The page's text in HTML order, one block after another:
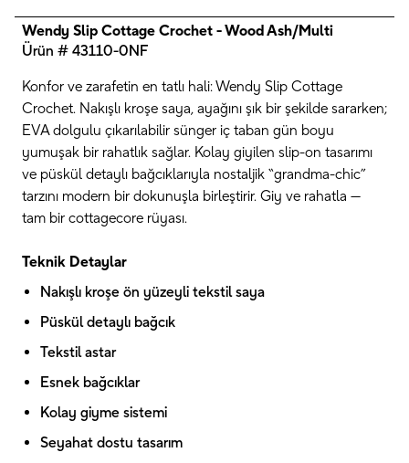
Wendy Slip Cottage Crochet - Wood Ash/Multi
Ürün # 43110-0NF
Konfor ve zarafetin en tatlı hali: Wendy Slip Cottage
Crochet. Nakışlı kroşe saya, ayağını şık bir şekilde sararken;
EVA dolgulu çıkarılabilir sünger iç taban gün boyu
yumuşak bir rahatlık sağlar. Kolay giyilen slip-on tasarımı
ve püskül detaylı bağcıklarıyla nostaljik “grandma-chic”
tarzını modern bir dokunuşla birleştirir. Giy ve rahatla —
tam bir cottagecore rüyası.
Teknik Detaylar
Nakışlı kroşe ön yüzeyli tekstil saya
Püskül detaylı bağcık
Tekstil astar
Esnek bağcıklar
Kolay giyme sistemi
Seyahat dostu tasarım